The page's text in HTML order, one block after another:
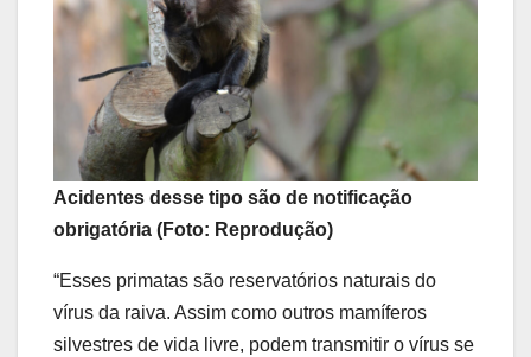
Acidentes desse tipo são de notificação
obrigatória (Foto: Reprodução)
“Esses primatas são reservatórios naturais do
vírus da raiva. Assim como outros mamíferos
silvestres de vida livre, podem transmitir o vírus se